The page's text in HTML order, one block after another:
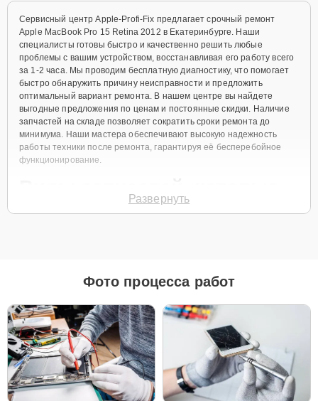
Сервисный центр Apple-Profi-Fix предлагает срочный ремонт
Apple MacBook Pro 15 Retina 2012 в Екатеринбурге. Наши
специалисты готовы быстро и качественно решить любые
проблемы с вашим устройством, восстанавливая его работу всего
за 1-2 часа. Мы проводим бесплатную диагностику, что помогает
быстро обнаружить причину неисправности и предложить
оптимальный вариант ремонта. В нашем центре вы найдете
выгодные предложения по ценам и постоянные скидки. Наличие
запчастей на складе позволяет сократить сроки ремонта до
минимума. Наши мастера обеспечивают высокую надежность
работы техники после ремонта, гарантируя её бесперебойное
функционирование.
мы используем
соответствует его бюджету и предпочтениям.
Если ваше устройство планируется использовать
длительное время, оригинальные запчасти — это
лучший выбор для обеспечения максимальной
совместимости и надежности.
Если планируется обновление устройства в
Развернуть
Фото процесса работ